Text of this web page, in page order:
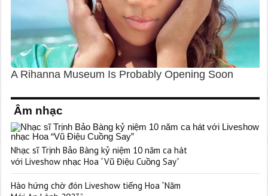
Âm nhạc
Nhạc sĩ Trịnh Bảo Bàng kỷ niệm 10 năm ca hát
với Liveshow nhạc Hoa “Vũ Điệu Cuồng Say”
Hào hứng chờ đón Liveshow tiếng Hoa “Năm